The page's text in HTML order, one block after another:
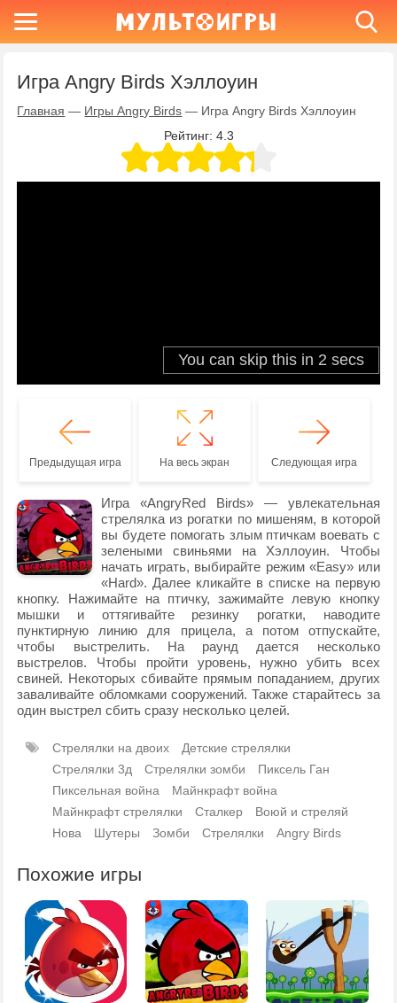
Игра Angry Birds Хэллоуин
Главная — Игры Angry Birds — Игра Angry Birds Хэллоуин
Рейтинг: 4.3
Предыдущая игра На весь экран Следующая игра
Игра «AngryRed Birds» — увлекательная
стрелялка из рогатки по мишеням, в которой
вы будете помогать злым птичкам воевать с
зелеными свиньями на Хэллоуин. Чтобы
начать играть, выбирайте режим «Easy» или
«Hard». Далее кликайте в списке на первую
кнопку. Нажимайте на птичку, зажимайте левую кнопку
мышки и оттягивайте резинку рогатки, наводите
пунктирную линию для прицела, а потом отпускайте,
чтобы выстрелить. На раунд дается несколько
выстрелов. Чтобы пройти уровень, нужно убить всех
свиней. Некоторых сбивайте прямым попаданием, других
заваливайте обломками сооружений. Также старайтесь за
один выстрел сбить сразу несколько целей.
Стрелялки на двоих
Детские стрелялки
Стрелялки 3д
Стрелялки зомби
Пиксель Ган
Пиксельная война
Майнкрафт война
Майнкрафт стрелялки
Сталкер
Воюй и стреляй
Нова
Шутеры Зомби Стрелялки Angry Birds
Похожие игры